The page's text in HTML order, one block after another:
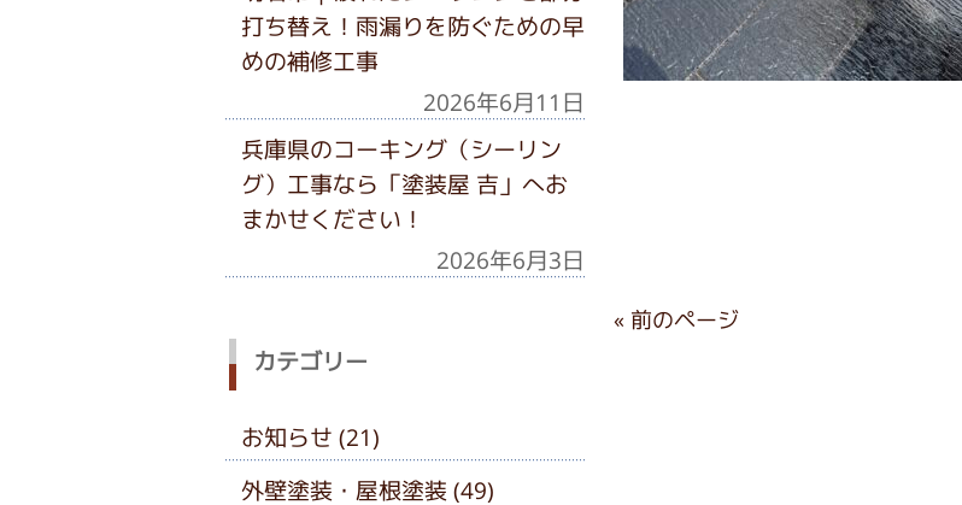
« 前のページ
打ち替え！雨漏りを防ぐための早
めの補修工事
2026年6月11日
兵庫県のコーキング（シーリン
グ）工事なら「塗装屋 吉」へお
まかせください！
2026年6月3日
カテゴリー
お知らせ (21)
外壁塗装・屋根塗装 (49)